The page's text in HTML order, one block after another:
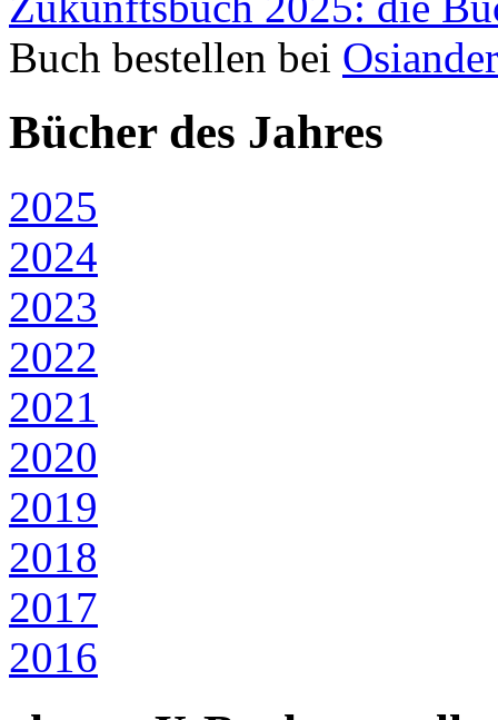
Buch bestellen bei
Bücher des Jahres
2025
2024
2023
2022
2021
2020
2019
2018
2017
2016